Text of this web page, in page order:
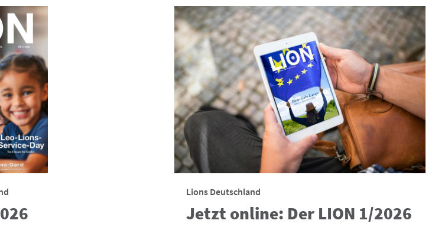
Lions Deutschland
Jetzt online: Der LION 1/2026